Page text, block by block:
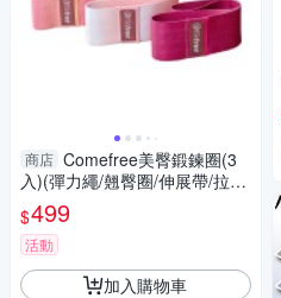
商店 Comefree美臀鍛鍊圈(3
入)(彈力繩/翹臀圈/伸展帶/拉力
帶/阻力訓練/GetSport)
$499
活動
加入購物車